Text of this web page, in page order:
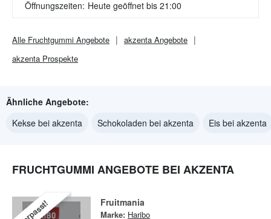
Öffnungszeiten: Heute geöffnet bis 21:00
Alle Fruchtgummi Angebote akzenta Angebote
akzenta Prospekte
Ähnliche Angebote:
Kekse bei akzenta
Schokoladen bei akzenta Eis bei akzenta
FRUCHTGUMMI ANGEBOTE BEI AKZENTA
Verpasst! Fruitmania
Marke: Haribo